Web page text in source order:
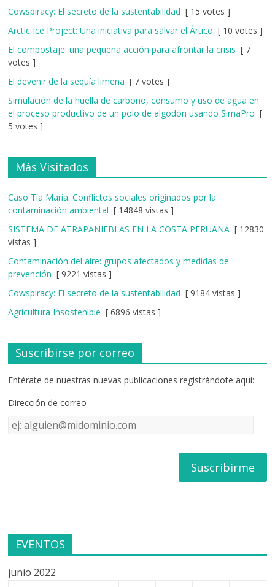
Cowspiracy: El secreto de la sustentabilidad [ 15 votes ]
Arctic Ice Project: Una iniciativa para salvar el Ártico [ 10 votes ]
El compostaje: una pequeña acción para afrontar la crisis [ 7
votes ]
El devenir de la sequía limeña [ 7 votes ]
Simulación de la huella de carbono, consumo y uso de agua en
el proceso productivo de un polo de algodón usando SimaPro [
5 votes ]
Más Visitados
Caso Tía María: Conflictos sociales originados por la
contaminación ambiental [ 14848 vistas ]
SISTEMA DE ATRAPANIEBLAS EN LA COSTA PERUANA [ 12830
vistas ]
Contaminación del aire: grupos afectados y medidas de
prevención [ 9221 vistas ]
Cowspiracy: El secreto de la sustentabilidad [ 9184 vistas ]
Agricultura Insostenible [ 6896 vistas ]
Suscribirse por correo
Entérate de nuestras nuevas publicaciones registrándote aquí:
Dirección de correo
Dirección
de
EVENTOS
junio 2022